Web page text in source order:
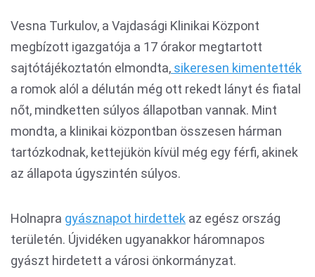
Vesna Turkulov, a Vajdasági Klinikai Központ
megbízott igazgatója a 17 órakor megtartott
sajtótájékoztatón elmondta, sikeresen kimentették
a romok alól a délután még ott rekedt lányt és fiatal
nőt, mindketten súlyos állapotban vannak. Mint
mondta, a klinikai központban összesen hárman
tartózkodnak, kettejükön kívül még egy férfi, akinek
az állapota úgyszintén súlyos.
Holnapra gyásznapot hirdettek az egész ország
területén. Újvidéken ugyanakkor háromnapos
gyászt hirdetett a városi önkormányzat.